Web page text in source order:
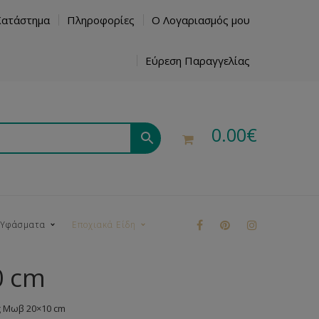
Πληροφορίες Ο Λογαριασμός μου
Εύρεση Παραγγελίας
0.00€
Εποχιακά Είδη
cm
Μωβ 20×10 cm